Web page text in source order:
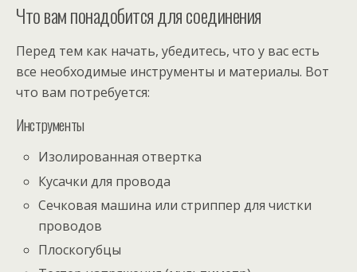
Что вам понадобится для соединения
Перед тем как начать, убедитесь, что у вас есть
все необходимые инструменты и материалы. Вот
что вам потребуется:
Инструменты
Изолированная отвертка
Кусачки для провода
Сечковая машина или стриппер для чистки
проводов
Плоскогубцы